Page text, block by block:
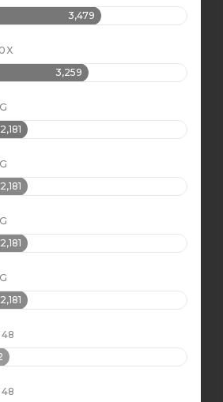
3,479
3,259
2,181
2,181
2,181
2,181